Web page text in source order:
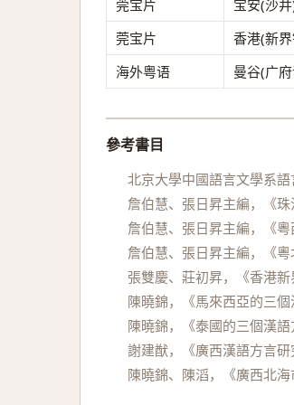
莞宝片 宝安(沙
莞宝片
香港(新
海外粤语
曼谷(广
參考書目
北京大學中國語言文學系
詹伯慧、張日昇主編，《
詹伯慧、張日昇主編，《
詹伯慧、張日昇主編，《
張雙慶、莊初昇，《香港
陳曉錦，《馬來西亞的三
陳曉錦，《泰國的三個漢
謝建猷，《廣西漢語方言
陳曉錦、陳滔，《廣西北